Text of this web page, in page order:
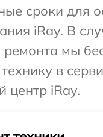
сроки для
iRay. В
мы
в
центр iRay.